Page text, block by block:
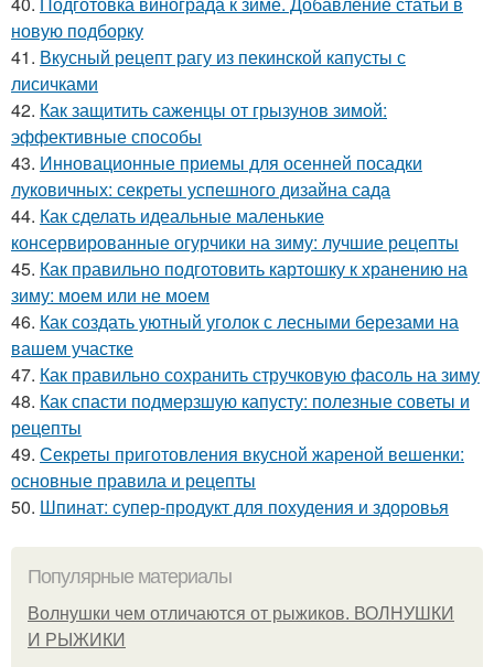
новую подборку
41. Вкусный рецепт рагу из пекинской капусты с
лисичками
42. Как защитить саженцы от грызунов зимой:
эффективные способы
43. Инновационные приемы для осенней посадки
луковичных: секреты успешного дизайна сада
44. Как сделать идеальные маленькие
консервированные огурчики на зиму: лучшие рецепты
45. Как правильно подготовить картошку к хранению на
зиму: моем или не моем
46. Как создать уютный уголок с лесными березами на
вашем участке
47. Как правильно сохранить стручковую фасоль на зиму
48. Как спасти подмерзшую капусту: полезные советы и
рецепты
49. Секреты приготовления вкусной жареной вешенки:
основные правила и рецепты
50. Шпинат: супер-продукт для похудения и здоровья
Популярные материалы
Волнушки чем отличаются от рыжиков. ВОЛНУШКИ
И РЫЖИКИ